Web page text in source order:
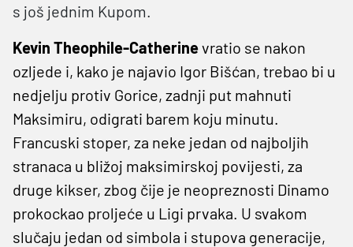
s još jednim Kupom.
Kevin Theophile-Catherinevratio se nakon
ozljede i, kako je najavio Igor Bišćan, trebao bi u
nedjelju protiv Gorice, zadnji put mahnuti
Maksimiru, odigrati barem koju minutu.
Francuski stoper, za neke jedan od najboljih
stranaca u bližoj maksimirskoj povijesti, za
druge kikser, zbog čije je neopreznosti Dinamo
prokockao proljeće u Ligi prvaka. U svakom
slučaju jedan od simbola i stupova generacije,